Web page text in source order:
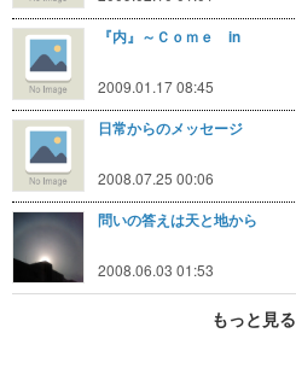
『内』～Ｃｏｍｅ in
2009.01.17 08:45
日常からのメッセージ
2008.07.25 00:06
問いの答えは天と地から
2008.06.03 01:53
もっと見る